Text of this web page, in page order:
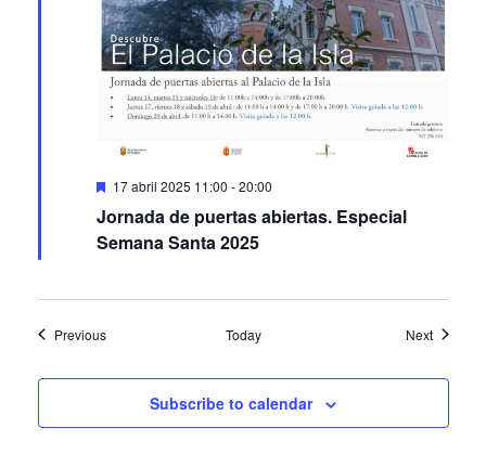
Featured
17 abril 2025 11:00-20:00
Jornada de puertas abiertas. Especial
Semana Santa 2025
PreviousEvents Today NextEvents